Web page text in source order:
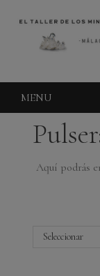
MENU
Aquí podrás
Seleccionar